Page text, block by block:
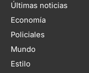
Últimas noticias
Economía
Policiales
Mundo
Estilo